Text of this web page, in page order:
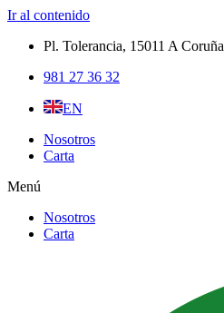
Ir al contenido
Pl. Tolerancia, 15011 A Coruña​
981 27 36 32
EN
Nosotros
Carta
Menú
Nosotros
Carta